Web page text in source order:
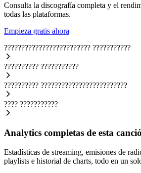
Consulta la discografía completa y el
todas las plataformas.
Empieza gratis ahora
????????????????????????? ???????????
?????????? ???????????
?????????? ?????????????????????????
???? ???????????
Analytics completas de esta
Estadísticas de streaming, emisiones de
playlists e historial de charts, todo en un